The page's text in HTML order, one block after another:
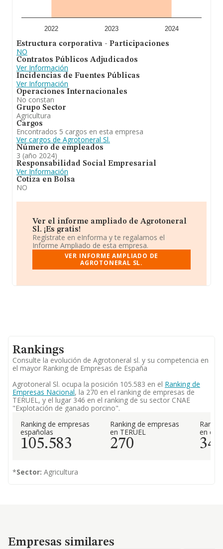
datos de INFORMA aparecen 121 empresas, con ventas
en 2024 de hasta 162 millones de euros. Finalmente,
de empleados es de 4. La antigüedad alcanza los 20
años desde la constitución.
En definitiva,Agrotoneral S.L
explotación de fincas agrícolas, ganaderas, forestales y
cultivos de cualquier clase, así como la transformación y
comercialización de aceite y vino, conservas, y todo tipo
de productos de la industria agroalimentaria, así como
cualquier actividad relacionada con ese fin. Se ha
posicionado mejor en el ranking de provincia frente al
2023.
2022 2023 2024
Estructura corporativa - Participaciones
NO
Contratos Públicos Adjudicados
Ver Información
Incidencias de Fuentes Públicas
Ver Información
Operaciones Internacionales
No constan
Grupo Sector
Agricultura
Cargos
Encontrados 5 cargos en esta empresa
Ver cargos de Agrotoneral Sl.
Número de empleados
3 (año 2024)
Responsabilidad Social Empresarial
Ver Información
Cotiza en Bolsa
NO
Ver el informe ampliado de Agrotoneral
Sl. ¡Es gratis!
Regístrate en eInforma y te regalamos el
Informe Ampliado de esta empresa.
VER INFORME AMPLIADO DE
AGROTONERAL SL.
Rankings
Consulte la evolución de Agrotoneral sl. y su competencia en
el mayor Ranking de Empresas de España
Agrotoneral Sl. ocupa la posición 105.583 en el Ranking de
Empresas Nacional, la 270 en el ranking de empresas de
TERUEL, y el lugar 346 en el ranking de su sector CNAE
"Explotación de ganado porcino".
Ranking de empresas
españolas
105.583
Ranking de empresas
en TERUEL
270
en el
346
*Sector: Agricultura
Empresas similares
Empresas similares